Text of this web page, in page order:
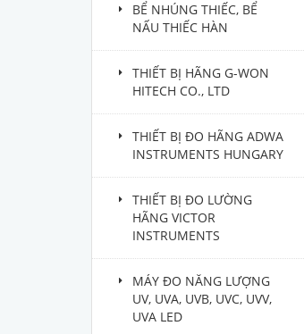
BỂ NHÚNG THIẾC, BỂ
NẤU THIẾC HÀN
THIẾT BỊ HÃNG G-WON
HITECH CO., LTD
THIẾT BỊ ĐO HÃNG ADWA
INSTRUMENTS HUNGARY
THIẾT BỊ ĐO LƯỜNG
HÃNG VICTOR
INSTRUMENTS
MÁY ĐO NĂNG LƯỢNG
UV, UVA, UVB, UVC, UVV,
UVA LED